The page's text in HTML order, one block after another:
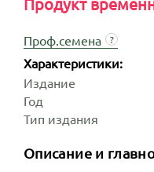
Проф.семена ?
Характеристики:
Издание
Год
Тип издания
Описание и